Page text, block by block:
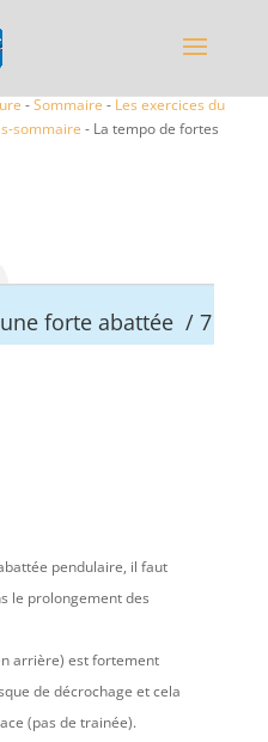
-Sommaire - Les exercices du
sommaire - La tempo de fortes
forte abattée / 7
pendulaire, il faut
le prolongement des
arrière) est fortement
de décrochage et cela
(pas de trainée).